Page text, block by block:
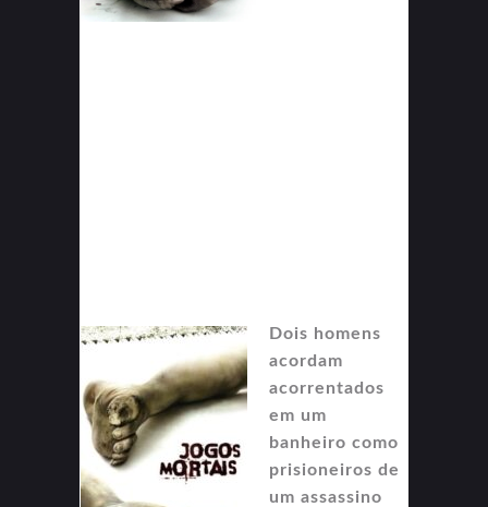
Dois homens
acordam
acorrentados
em um
banheiro como
prisioneiros de
um assassino